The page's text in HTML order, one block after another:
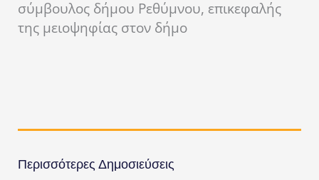
σύμβουλος δήμου Ρεθύμνου, επικεφαλής
της μειοψηφίας στον δήμο
Περισσότερες Δημοσιεύσεις